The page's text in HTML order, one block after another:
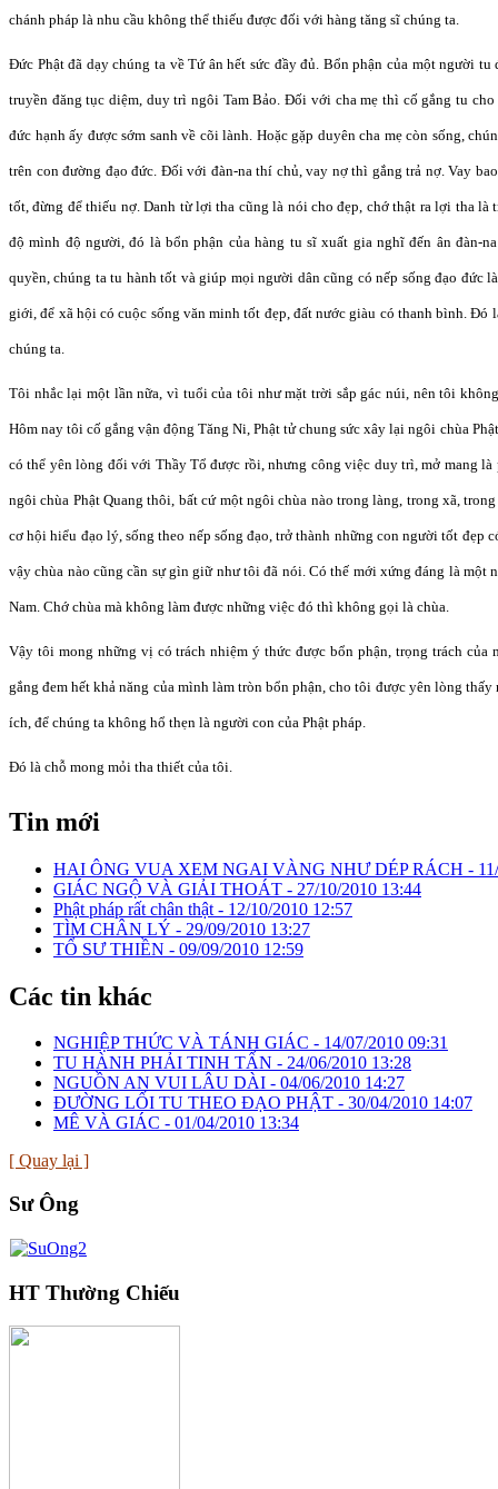
chánh pháp là nhu cầu không thể thiếu được đối với hàng tăng sĩ chúng ta.
Đức Phật đã dạy chúng ta về Tứ ân hết sức đầy đủ. Bổn phận của một người
truyền đăng tục diệm, duy trì ngôi Tam Bảo. Đối với cha mẹ thì cố gắng tu cho
đức hạnh ấy được sớm sanh về cõi lành. Hoặc gặp duyên cha mẹ còn sống,
trên con đường đạo đức. Đối với đàn-na thí chủ, vay nợ thì gắng trả nợ. Vay
tốt, đừng để thiếu nợ. Danh từ lợi tha cũng là nói cho đẹp, chớ thật ra lợi tha là
độ mình độ người, đó là bổn phận của hàng tu sĩ xuất gia nghĩ đến ân đàn-
quyền, chúng ta tu hành tốt và giúp mọi người dân cũng có nếp sống đạo đức
giới, để xã hội có cuộc sống văn minh tốt đẹp, đất nước giàu có thanh bình. Đó
chúng ta.
Tôi nhắc lại một lần nữa, vì tuổi của tôi như mặt trời sắp gác núi, nên tôi
Hôm nay tôi cố gắng vận động Tăng Ni, Phật tử chung sức xây lại ngôi chùa
có thể yên lòng đối với Thầy Tổ được rồi, nhưng công việc duy trì, mở mang
ngôi chùa Phật Quang thôi, bất cứ một ngôi chùa nào trong làng, trong xã,
cơ hội hiểu đạo lý, sống theo nếp sống đạo, trở thành những con người tốt đẹp
vậy chùa nào cũng cần sự gìn giữ như tôi đã nói. Có thế mới xứng đáng là một
Nam. Chớ chùa mà không làm được những việc đó thì không gọi là chùa.
Vậy tôi mong những vị có trách nhiệm ý thức được bổn phận, trọng trách
gắng đem hết khả năng của mình làm tròn bổn phận, cho tôi được yên lòng
ích, để chúng ta không hổ thẹn là người con của Phật pháp.
Đó là chỗ mong mỏi tha thiết của tôi.
Tin mới
HAI ÔNG VUA XEM NGAI VÀNG NHƯ DÉP RÁCH -
GIÁC NGỘ VÀ GIẢI THOÁT - 27/10/2010 13:44
Phật pháp rất chân thật - 12/10/2010 12:57
TÌM CHÂN LÝ - 29/09/2010 13:27
TỔ SƯ THIỀN - 09/09/2010 12:59
Các tin khác
NGHIỆP THỨC VÀ TÁNH GIÁC - 14/07/2010 09:31
TU HÀNH PHẢI TINH TẤN - 24/06/2010 13:28
NGUỒN AN VUI LÂU DÀI - 04/06/2010 14:27
ĐƯỜNG LỐI TU THEO ĐẠO PHẬT - 30/04/2010 14:07
MÊ VÀ GIÁC - 01/04/2010 13:34
[ Quay lại ]
Sư Ông
HT Thường Chiếu